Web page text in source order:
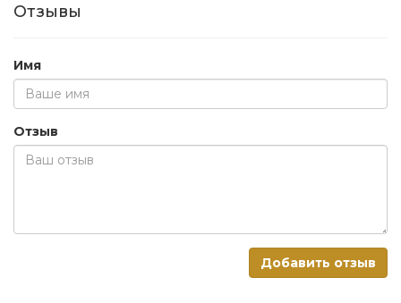
Отзывы
Имя
Отзыв
Добавить отзыв